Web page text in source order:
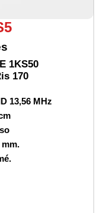
1KS50
170
13,56 MHz